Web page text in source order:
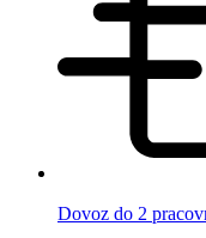
Dovoz do 2